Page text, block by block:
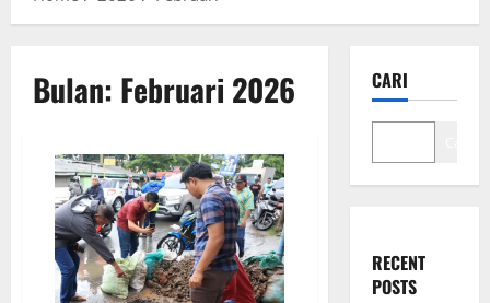
Bulan: Februari 2026 CARI
RECENT
POSTS